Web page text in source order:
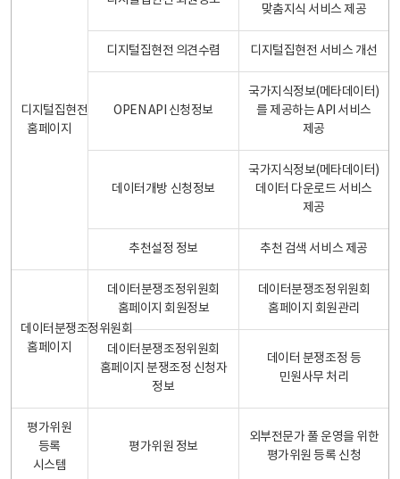
디지털집현전
홈페이지
맞춤지식 서비스 제공
디지털집현전 의견수렴 디지털집현전 서비스 개선
OPEN API 신청정보
국가지식정보(메타데이터)
를 제공하는 API 서비스
제공
데이터개방 신청정보
국가지식정보(메타데이터)
데이터 다운로드 서비스
제공
추천설정 정보 추천 검색 서비스 제공
데이터분쟁조정위원회
홈페이지
데이터분쟁조정위원회
홈페이지 회원정보
데이터분쟁조정위원회
홈페이지 회원관리
데이터분쟁조정위원회
홈페이지 분쟁조정 신청자
정보
데이터 분쟁조정 등
민원사무 처리
평가위원
등록
시스템
평가위원 정보
외부전문가 풀 운영을 위한
평가위원 등록 신청